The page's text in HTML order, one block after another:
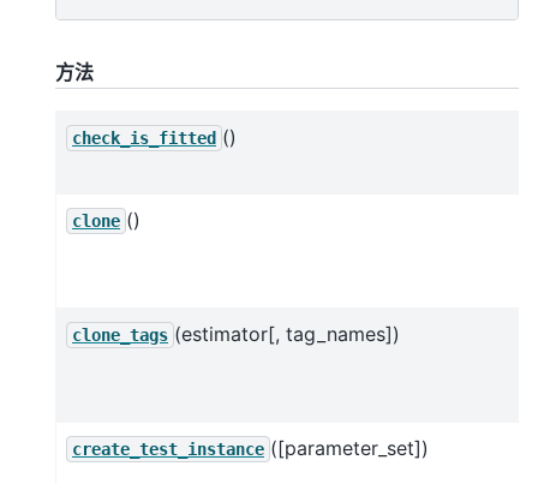
方法
check_is_fitted ()
clone ()
clone_tags (estimator[, tag_names])
create_test_instance ([parameter_set])